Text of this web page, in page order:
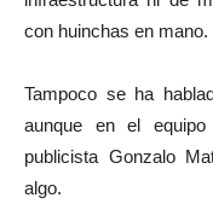
con huinchas en mano.
Tampoco se ha
aunque en el
publicista Gonzalo
algo.